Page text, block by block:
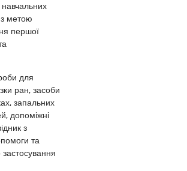
навчальних
з метою
першої
для
ран, засоби
запальних
допоміжні
з
та